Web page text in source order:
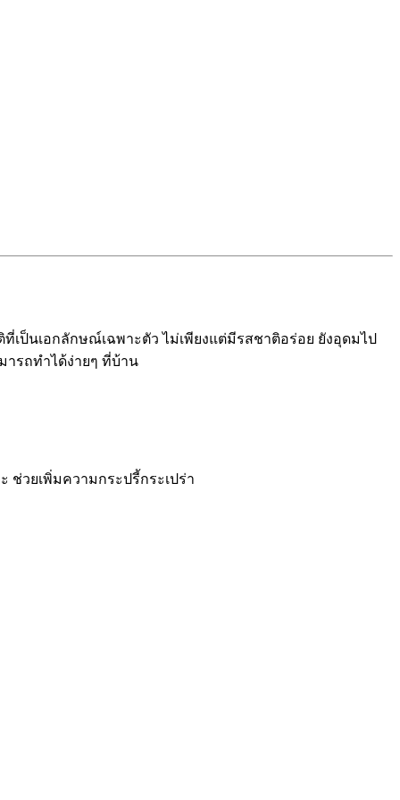
ป็นเอกลักษณ์เฉพาะตัว ไม่เพียงแต่มีรสชาติอร่อย ยังอุดมไป
รถทำได้ง่ายๆ ที่บ้าน
วยเพิ่มความกระปรี้กระเปร่า